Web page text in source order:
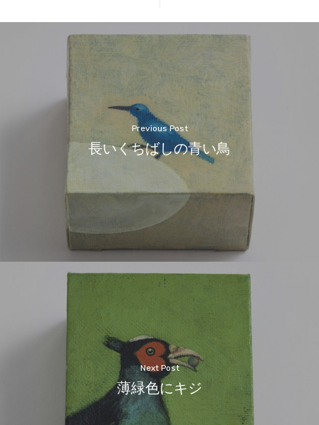
Previous Post
長いくちばしの青い鳥
Next Post
薄緑色にキジ